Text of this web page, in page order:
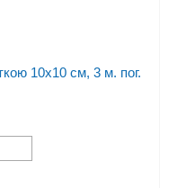
Профіль кутовий ПВХ із сіткою 10х10 см, 3 м. пог.